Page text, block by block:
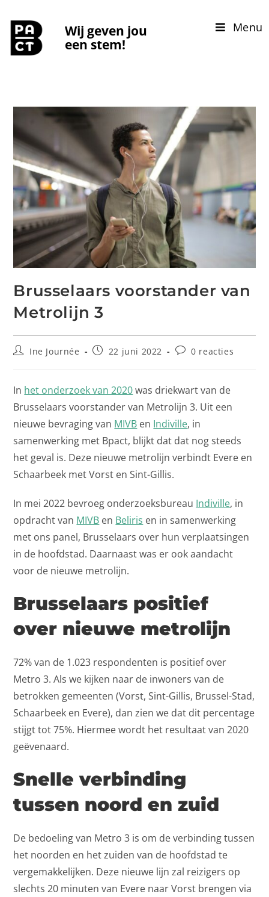
Wij geven jou
een stem!
Menu
Brusselaars voorstander van
Metrolijn 3
Ine Journée 22 juni 2022 0 reacties
In het onderzoek van 2020was driekwart van de
Brusselaars voorstander van Metrolijn 3. Uit een
nieuwe bevraging van MIVB en Indiville, in
samenwerking met Bpact, blijkt dat dat nog steeds
het geval is. Deze nieuwe metrolijn verbindt Evere en
Schaarbeek met Vorst en Sint-Gillis.
In mei 2022 bevroeg onderzoeksbureau Indiville, in
opdracht van MIVB en Beliris en in samenwerking
met ons panel, Brusselaars over hun verplaatsingen
in de hoofdstad. Daarnaast was er ook aandacht
voor de nieuwe metrolijn.
Brusselaars positief
over nieuwe metrolijn
72% van de 1.023 respondenten is positief over
Metro 3. Als we kijken naar de inwoners van de
betrokken gemeenten (Vorst, Sint-Gillis, Brussel-Stad,
Schaarbeek en Evere), dan zien we dat dit percentage
stijgt tot 75%. Hiermee wordt het resultaat van 2020
geëvenaard.
Snelle verbinding
tussen noord en zuid
De bedoeling van Metro 3 is om de verbinding tussen
het noorden en het zuiden van de hoofdstad te
vergemakkelijken. Deze nieuwe lijn zal reizigers op
slechts 20 minuten van Evere naar Vorst brengen via